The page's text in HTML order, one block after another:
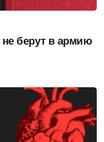
берут в армию